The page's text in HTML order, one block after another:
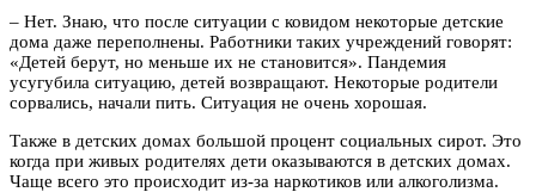
– Нет. Знаю, что после ситуации с ковидом некоторые детские
дома даже переполнены. Работники таких учреждений говорят:
«Детей берут, но меньше их не становится». Пандемия
усугубила ситуацию, детей возвращают. Некоторые родители
сорвались, начали пить. Ситуация не очень хорошая.
Также в детских домах большой процент социальных сирот. Это
когда при живых родителях дети оказываются в детских домах.
Чаще всего это происходит из-за наркотиков или алкоголизма.